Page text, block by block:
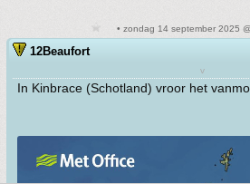
• zondag 14 september 2025
12Beaufort
v
In Kinbrace (Schotland) vroor het